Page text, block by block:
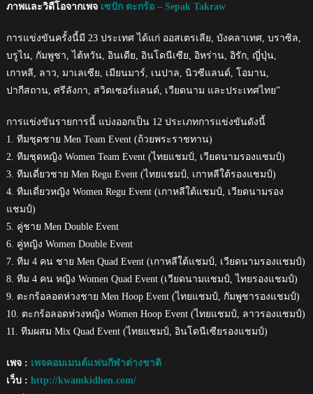
ภาพและวิดีโอจากเพจ เซปัก ตะกร้อ – Sepak Takraw
การแข่งขันครั้งนี้มี 23 ประเทศ ได้แก่ ออสเตรเลีย, บังคลาเทศ, บราซิล,
บรูไน, กัมพูชา, ไต้หวัน, อินเดีย, อินโดนีเซีย, อิหร่าน, อิรัก, ญี่ปุ่น,
เกาหลี, ลาว, มาเลเซีย, เมียนมาร์, เนปาล, นิวซีแลนด์, โอมาน,
ปากีสถาน, ศรีลังกา, สวิตเซอร์แลนด์, เวียดนาม และประเทศไทย”
การแข่งขันรายการนี้ แบ่งออกเป็น 12 ประเภทการแข่งขันดังนี้
1. ทีมชุดชาย Men Team Event (ถ้วยพระราชทาน)
2. ทีมชุดหญิง Women Team Event (ไทยแชมป์, เวียดนามรองแชมป์)
3. ทีมเดี่ยวชาย Men Regu Event (ไทยแชมป์, เกาหลีใต้รองแชมป์)
4. ทีมเดี่ยวหญิง Women Regu Event (เกาหลีใต้แชมป์, เวียดนามรอง
แชมป์)
5. คู่ชาย Men Double Event
6. คู่หญิง Women Double Event
7. ทีม 4 คน ชาย Men Quad Event (เกาหลีใต้แชมป์, เวียดนามรองแชมป์)
8. ทีม 4 คน หญิง Women Quad Event (เวียดนามแชมป์, ไทยรองแชมป์)
9. ตะกร้อลอดห่วงชาย Men Hoop Event (ไทยแชมป์, กัมพูชารองแชมป์)
10. ตะกร้อลอดห่วงหญิง Women Hoop Event (ไทยแชมป์, ลาวรองแชมป์)
11. ทีมผสม Mix Quad Event (ไทยแชมป์, อินโดนีเซียรองแชมป์)
เพจ : เพจคอมเมนต์แฟนกีฬาต่างชาติ
เว็บ : http://kwamkidhen.com/